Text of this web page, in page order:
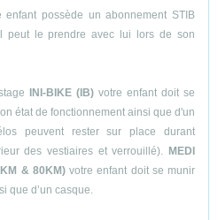
enfant possède un abonnement STIB
peut le prendre avec lui lors de son
INI-BIKE (IB) votre enfant doit se
état de fonctionnement ainsi que d'un
peuvent rester sur place durant
des vestiaires et verrouillé). MEDI
& 80KM) votre enfant doit se munir
que d’un casque.